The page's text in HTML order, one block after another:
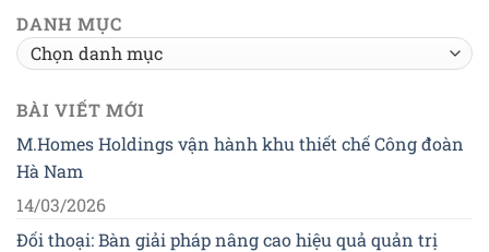
DANH MỤC
Danh
mục
BÀI VIẾT MỚI
M.Homes Holdings vận hành khu thiết chế Công đoàn
Hà Nam
14/03/2026
Đối thoại: Bàn giải pháp nâng cao hiệu quả quản trị